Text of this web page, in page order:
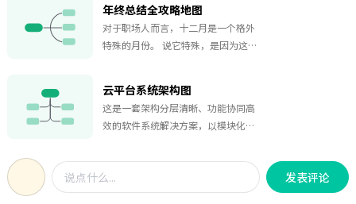
操运营、数据复盘、商业变现，一站
式梳理视频号从 0 到 1 的运营逻辑，
不管是新手入门还是老手进阶，都能
态流量！
年终总结全攻略地图
对于职场人而言，十二月是一个格外
特殊的月份。 说它特殊，是因为这是
为这是复盘总结的关键时期 —— 既要
回望全年的成绩与不足，也要锚定下
一年的方向与规划。 在此分享一些心
云平台系统架构图
这是一套架构分层清晰、功能协同高
效的软件系统解决方案，以模块化设
示层聚焦用户交互体验，提供直观易
用的操作界面；API 接口层作为通信桥
梁，实现前后端数据高效流转；业务
发表评论